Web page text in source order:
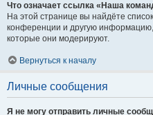
Что означает ссылка «Наша
На этой странице вы найдёте
конференции и другую
которые они модерируют.
Вернуться к началу
Личные сообщения
Я не могу отправить личные